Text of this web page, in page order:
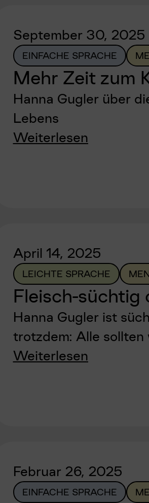
September 30, 2025
EINFACHE SPRACHE
Mehr Zeit zum
Hanna Gugler über
Lebens
Weiterlesen
April 14, 2025
LEICHTE SPRACHE
Fleisch-süchtig
Hanna Gugler ist
trotzdem: Alle sollten
Weiterlesen
Februar 26, 2025
EINFACHE SPRACHE